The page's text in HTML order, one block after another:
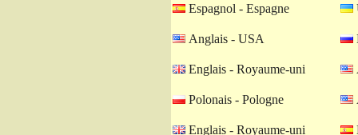
Espagnol - Espagne
Anglais - USA
Englais - Royaume-uni
Polonais - Pologne
Englais - Royaume-uni